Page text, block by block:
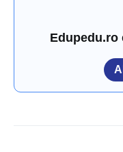
Edupedu.ro